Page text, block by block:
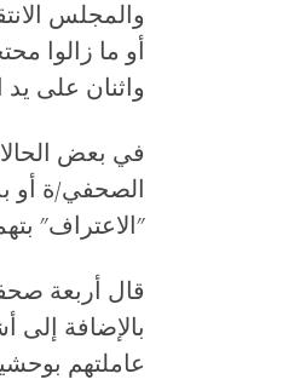
والمجلس
واثنان على
في بعض
الصحفي/ة أو
"الاعتراف"
قال أربعة
بالإضافة
عاملتهم